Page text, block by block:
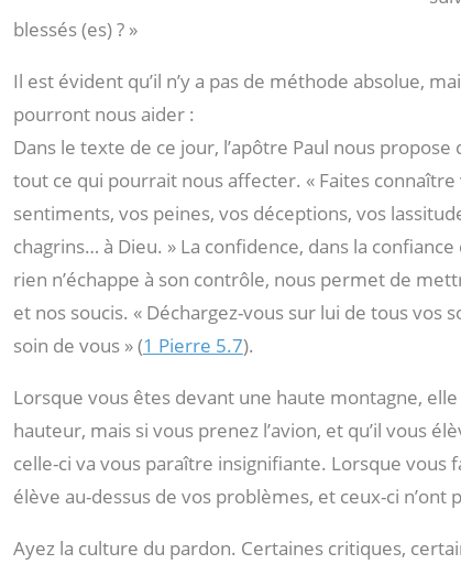
blessés (es) ? »
Il est évident qu’il n’y a pas de méthode absolue,
pourront nous aider :
Dans le texte de ce jour, l’apôtre Paul nous
tout ce qui pourrait nous affecter. « Faites
sentiments, vos peines, vos déceptions, vos
chagrins… à Dieu. » La confidence, dans la
rien n’échappe à son contrôle, nous permet de
et nos soucis. « Déchargez-vous sur lui de tous vos
soin de vous » (1 Pierre 5.7).
Lorsque vous êtes devant une haute montagne,
hauteur, mais si vous prenez l’avion, et qu’il vous
celle-ci va vous paraître insignifiante. Lorsque vous
élève au-dessus de vos problèmes, et ceux-ci
Ayez la culture du pardon. Certaines critiques,